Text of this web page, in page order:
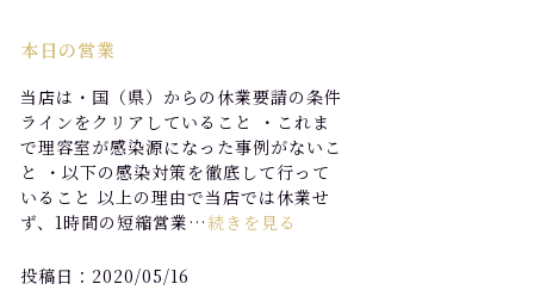
本日の営業
当店は・国（県）からの休業要請の条件
ラインをクリアしていること ・これま
で理容室が感染源になった事例がないこ
と ・以下の感染対策を徹底して行って
いること 以上の理由で当店では休業せ
ず、1時間の短縮営業… 続きを見る
投稿日：2020/05/16